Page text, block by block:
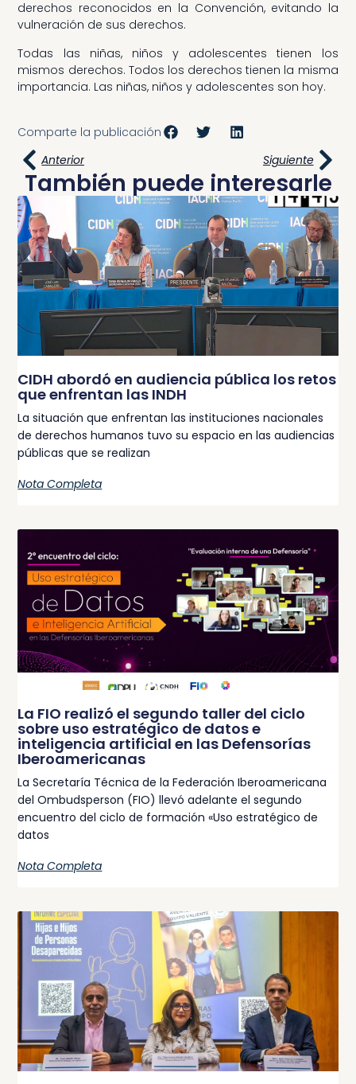
derechos reconocidos en la Convención, evitando la
vulneración de sus derechos.
Todas las niñas, niños y adolescentes tienen los
mismos derechos. Todos los derechos tienen la misma
importancia. Las niñas, niños y adolescentes son hoy.
Comparte la publicación
Anterior
Siguiente
También puede interesarle
CIDH abordó en audiencia pública los retos
que enfrentan las INDH
La situación que enfrentan las instituciones nacionales
de derechos humanos tuvo su espacio en las audiencias
públicas que se realizan
Nota Completa
La FIO realizó el segundo taller del ciclo
sobre uso estratégico de datos e
inteligencia artificial en las Defensorías
Iberoamericanas
La Secretaría Técnica de la Federación Iberoamericana
del Ombudsperson (FIO) llevó adelante el segundo
encuentro del ciclo de formación «Uso estratégico de
datos
Nota Completa